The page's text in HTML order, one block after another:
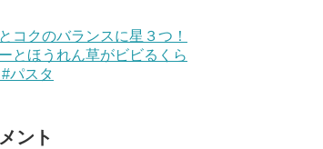
コクのバランスに星３つ！
とほうれん草がビビるくら
パスタ
ント